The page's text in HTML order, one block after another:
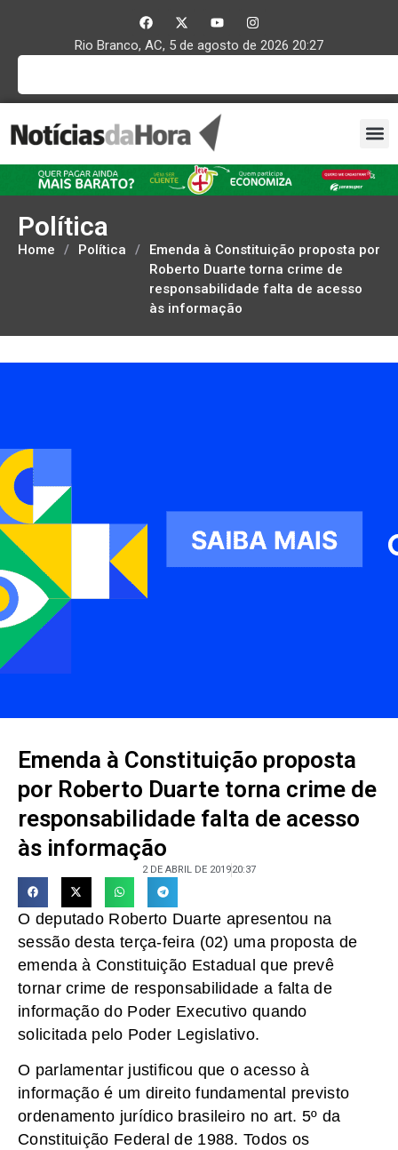
Rio Branco, AC, 5 de agosto de 2026 20:27
Política
Home / Política /
Emenda à Constituição proposta por
Roberto Duarte torna crime de
responsabilidade falta de acesso
às informação
Emenda à Constituição proposta
por Roberto Duarte torna crime de
responsabilidade falta de acesso
às informação
2 DE ABRIL DE 201920:37
O deputado Roberto Duarte apresentou na
sessão desta terça-feira (02) uma proposta de
emenda à Constituição Estadual que prevê
tornar crime de responsabilidade a falta de
informação do Poder Executivo quando
solicitada pelo Poder Legislativo.
O parlamentar justificou que o acesso à
informação é um direito fundamental previsto
ordenamento jurídico brasileiro no art. 5º da
Constituição Federal de 1988. Todos os